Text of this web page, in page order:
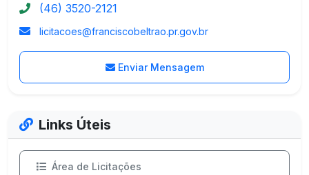
(46) 3520-2121
licitacoes@franciscobeltrao.pr.gov.br
Enviar Mensagem
Links Úteis
Área de Licitações